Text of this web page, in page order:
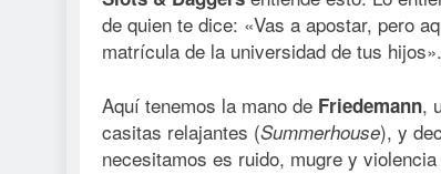
de quien te dice: «Vas a apostar, pero
matrícula de la universidad de tus hijos».
Aquí tenemos la mano de Friedemann,
casitas relajantes (Summerhouse), y
necesitamos es ruido, mugre y